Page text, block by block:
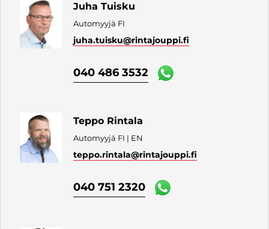
Juha Tuisku
Automyyjä FI
juha.tuisku@rintajouppi.fi
040 486 3532
Teppo Rintala
Automyyjä FI | EN
teppo.rintala@rintajouppi.fi
040 751 2320